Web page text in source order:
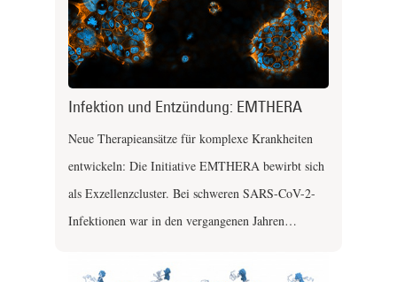
Infektion und Entzündung: EMTHERA
Neue Therapieansätze für komplexe Krankheiten
entwickeln: Die Initiative EMTHERA bewirbt sich
als Exzellenzcluster. Bei schweren SARS-CoV-2-
Infektionen war in den vergangenen Jahren…